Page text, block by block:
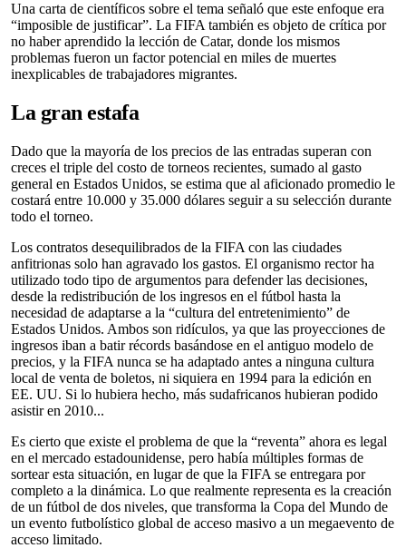
Una carta de científicos sobre el tema señaló que este enfoque era
“imposible de justificar”. La FIFA también es objeto de crítica por
no haber aprendido la lección de Catar, donde los mismos
problemas fueron un factor potencial en miles de muertes
inexplicables de trabajadores migrantes.
La gran estafa
Dado que la mayoría de los precios de las entradas superan con
creces el triple del costo de torneos recientes, sumado al gasto
general en Estados Unidos, se estima que al aficionado promedio le
costará entre 10.000 y 35.000 dólares seguir a su selección durante
todo el torneo.
Los contratos desequilibrados de la FIFA con las ciudades
anfitrionas solo han agravado los gastos. El organismo rector ha
utilizado todo tipo de argumentos para defender las decisiones,
desde la redistribución de los ingresos en el fútbol hasta la
necesidad de adaptarse a la “cultura del entretenimiento” de
Estados Unidos. Ambos son ridículos, ya que las proyecciones de
ingresos iban a batir récords basándose en el antiguo modelo de
precios, y la FIFA nunca se ha adaptado antes a ninguna cultura
local de venta de boletos, ni siquiera en 1994 para la edición en
EE. UU. Si lo hubiera hecho, más sudafricanos hubieran podido
asistir en 2010...
Es cierto que existe el problema de que la “reventa” ahora es legal
en el mercado estadounidense, pero había múltiples formas de
sortear esta situación, en lugar de que la FIFA se entregara por
completo a la dinámica. Lo que realmente representa es la creación
de un fútbol de dos niveles, que transforma la Copa del Mundo de
un evento futbolístico global de acceso masivo a un megaevento de
acceso limitado.